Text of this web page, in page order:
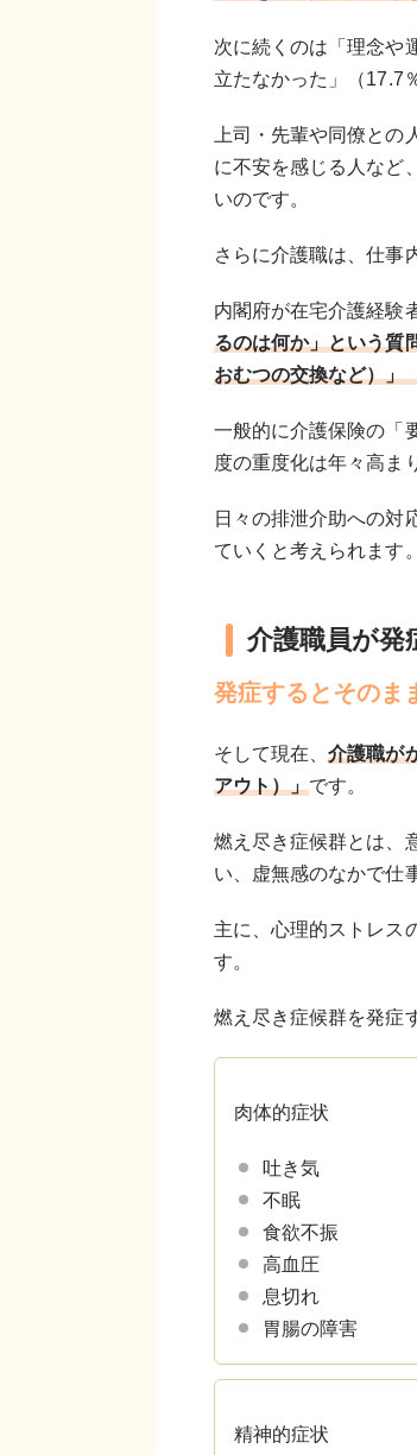
次に続くのは「理念や
立たなかった」（17.7
上司・先輩や同僚と
に不安を感じる人など
いのです。
さらに介護職は、仕事
内閣府が在宅介護経験
るのは何か」という質
おむつの交換など）」
一般的に介護保険の「
度の重度化は年々高ま
日々の排泄介助への対
ていくと考えられます。
介護職員が発
発症するとそのま
そして現在、介護職が
アウト）」です。
燃え尽き症候群とは、
い、虚無感のなかで仕
主に、心理的ストレス
す。
燃え尽き症候群を発症
肉体的症状
吐き気
不眠
食欲不振
高血圧
息切れ
胃腸の障害
精神的症状